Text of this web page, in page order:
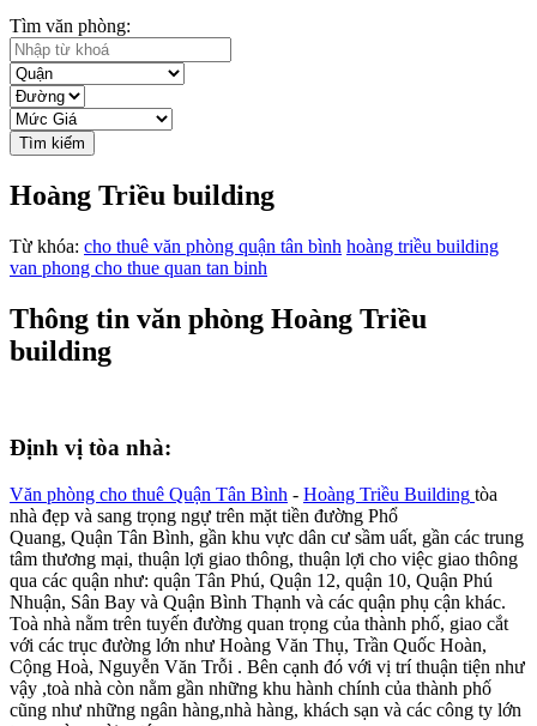
Tìm văn phòng:
Tìm kiếm
Hoàng Triều building
Từ khóa: cho thuê văn phòng quận tân bình hoàng triều building
van phong cho thue quan tan binh
Thông tin văn phòng Hoàng Triều
building
Định vị tòa nhà:
Văn phòng cho thuê Quận Tân Bình - Hoàng Triều Building tòa
nhà đẹp và sang trọng ngự trên mặt tiền đường Phổ
Quang, Quận Tân Bình, gần khu vực dân cư sầm uất, gần các trung
tâm thương mại, thuận lợi giao thông, thuận lợi cho việc giao thông
qua các quận như: quận Tân Phú, Quận 12, quận 10, Quận Phú
Nhuận, Sân Bay và Quận Bình Thạnh và các quận phụ cận khác.
Toà nhà nằm trên tuyến đường quan trọng của thành phố, giao cắt
với các trục đường lớn như Hoàng Văn Thụ, Trần Quốc Hoàn,
Cộng Hoà, Nguyễn Văn Trỗi . Bên cạnh đó với vị trí thuận tiện như
vậy ,toà nhà còn nằm gần những khu hành chính của thành phố
cũng như những ngân hàng,nhà hàng, khách sạn và các công ty lớn